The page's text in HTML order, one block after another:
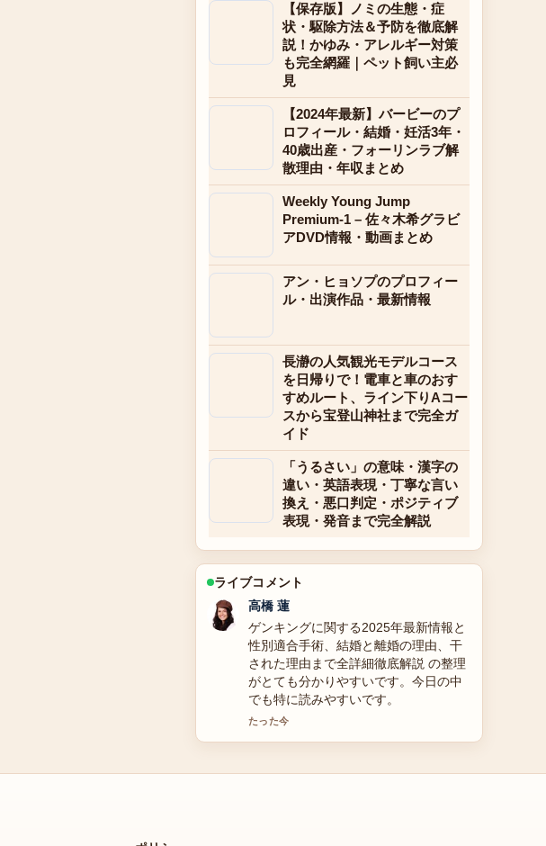
【保存版】ノミの生態・症
状・駆除方法＆予防を徹底解
説！かゆみ・アレルギー対策
も完全網羅｜ペット飼い主必
見
【2024年最新】バービーのプ
ロフィール・結婚・妊活3年・
40歳出産・フォーリンラブ解
散理由・年収まとめ
Weekly Young Jump
Premium-1 – 佐々木希グラビ
アDVD情報・動画まとめ
アン・ヒョソプのプロフィー
ル・出演作品・最新情報
長瀞の人気観光モデルコース
を日帰りで！電車と車のおす
すめルート、ライン下りAコー
スから宝登山神社まで完全ガ
イド
「うるさい」の意味・漢字の
違い・英語表現・丁寧な言い
換え・悪口判定・ポジティブ
表現・発音まで完全解説
ライブコメント
佐藤 遥
【2025年】別所哲也の現在：59歳・結
婚・子供・J-WAVEラジオ休止理由とプ
ロフィールを徹底解説 を追っています
が、この解説は落ち着いていて信頼で
きます。
3 分前